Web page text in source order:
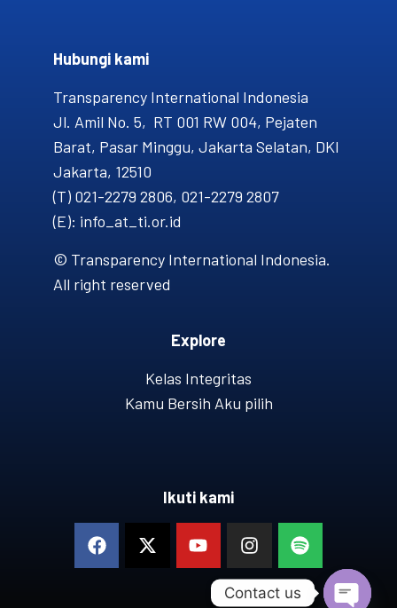
Hubungi kami​
Transparency International Indonesia
Jl. Amil No. 5, RT 001 RW 004, Pejaten
Barat, Pasar Minggu, Jakarta Selatan, DKI
Jakarta, 12510
(T) 021-2279 2806, 021-2279 2807
(E): info_at_ti.or.id
© Transparency International Indonesia.
All right reserved
Explore
Kelas Integritas
Kamu Bersih Aku pilih
Ikuti kami
Contact us